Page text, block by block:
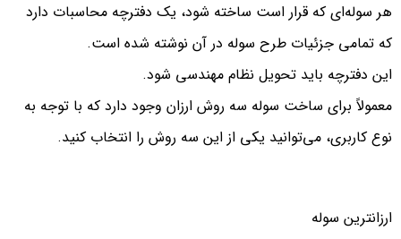
هر سوله‌ای که قرار است ساخته شود، یک دفترچه محاسبات دارد
که تمامی جزئیات طرح سوله در آن نوشته شده است.
این دفترچه باید تحویل نظام مهندسی شود.
معمولاً برای ساخت سوله سه روش ارزان وجود دارد که با توجه به
نوع کاربری، می‌توانید یکی از این سه روش را انتخاب کنید.
ارزانترین سوله